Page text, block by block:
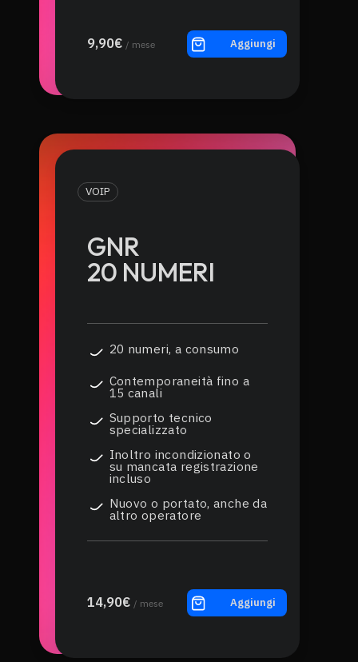
9,90€ / mese Aggiungi
VOIP
GNR
20 NUMERI
20 numeri, a consumo
Contemporaneità fino a
15 canali
Supporto tecnico
specializzato
Inoltro incondizionato o
su mancata registrazione
incluso
Nuovo o portato, anche da
altro operatore
14,90€ / mese Aggiungi